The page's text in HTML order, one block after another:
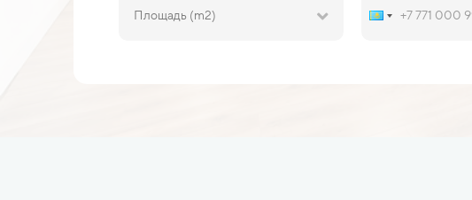
Площадь (m2)